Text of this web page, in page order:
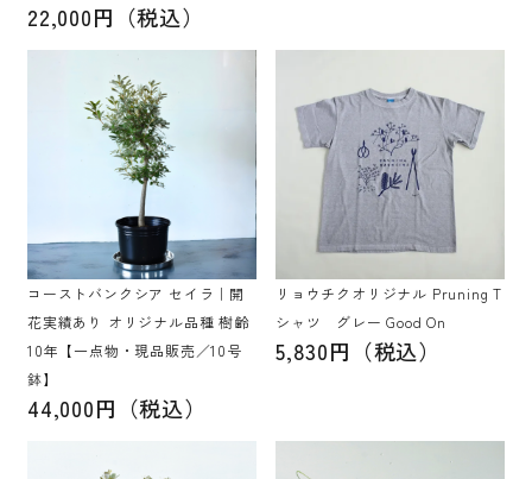
22,000円（税込）
コーストバンクシア セイラ｜開
花実績あり オリジナル品種 樹齢
10年【一点物・現品販売／10号
鉢】
44,000円（税込）
リョウチクオリジナル Pruning T
シャツ グレー Good On
5,830円（税込）